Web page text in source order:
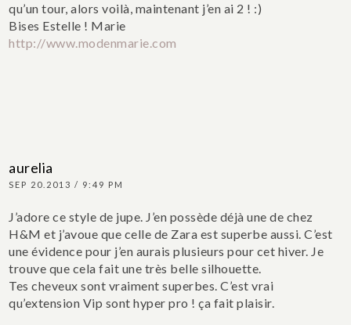
qu’un tour, alors voilà, maintenant j’en ai 2 ! :)
Bises Estelle ! Marie
http://www.modenmarie.com
aurelia
SEP 20.2013 / 9:49 PM
J’adore ce style de jupe. J’en possède déjà une de chez
H&M et j’avoue que celle de Zara est superbe aussi. C’est
une évidence pour j’en aurais plusieurs pour cet hiver. Je
trouve que cela fait une très belle silhouette.
Tes cheveux sont vraiment superbes. C’est vrai
qu’extension Vip sont hyper pro ! ça fait plaisir.